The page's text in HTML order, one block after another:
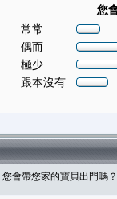
您
常常
偶而
極少
跟本沒有
您會帶您家的寶貝出門嗎？